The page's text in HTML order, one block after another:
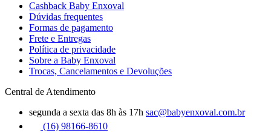
Cashback Baby Enxoval
Dúvidas frequentes
Formas de pagamento
Frete e Entregas
Política de privacidade
Sobre a Baby Enxoval
Trocas, Cancelamentos e Devoluções
Central de Atendimento
segunda a sexta das 8h às 17h sac@babyenxoval.com.br
(16) 98166-8610